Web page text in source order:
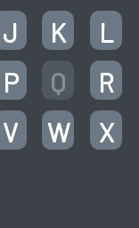
J K
L
P Q
R
V W
X